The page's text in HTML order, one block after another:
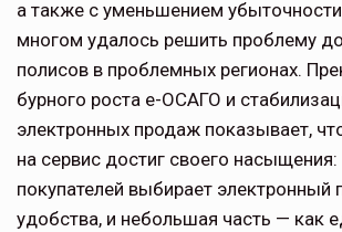
а также с уменьшением
многом удалось решить проблему
полисов в проблемных регионах.
бурного роста е-ОСАГО и
электронных продаж показывает,
на сервис достиг своего
покупателей выбирает электронный
удобства, и небольшая часть — как